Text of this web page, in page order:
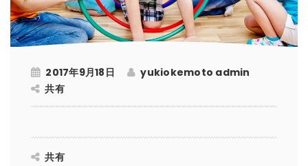
2017年9月18日
yukiokemoto admin
共有
共有